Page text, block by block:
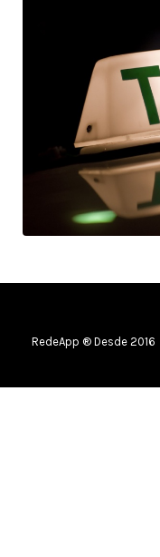
RedeApp ® Desde 2016